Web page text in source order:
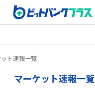
ト速報一覧
マーケット速報一覧